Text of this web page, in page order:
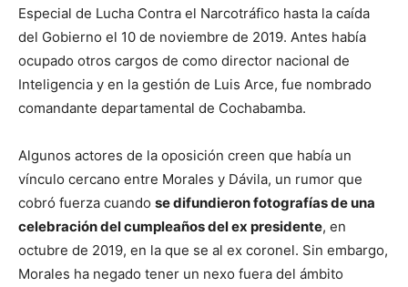
Especial de Lucha Contra el Narcotráfico hasta la caída
del Gobierno el 10 de noviembre de 2019. Antes había
ocupado otros cargos de como director nacional de
Inteligencia y en la gestión de Luis Arce, fue nombrado
comandante departamental de Cochabamba.
Algunos actores de la oposición creen que había un
vínculo cercano entre Morales y Dávila, un rumor que
cobró fuerza cuando se difundieron fotografías de una
celebración del cumpleaños del ex presidente, en
octubre de 2019, en la que se al ex coronel. Sin embargo,
Morales ha negado tener un nexo fuera del ámbito